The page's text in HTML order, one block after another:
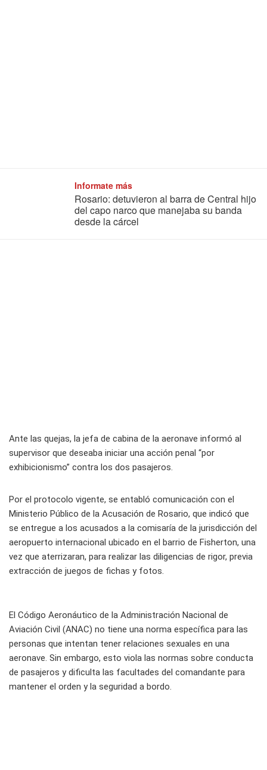
Informate más
Rosario: detuvieron al barra de Central hijo
del capo narco que manejaba su banda
desde la cárcel
Ante las quejas, la jefa de cabina de la aeronave informó al
supervisor que deseaba iniciar una acción penal “por
exhibicionismo” contra los dos pasajeros.
Por el protocolo vigente, se entabló comunicación con el
Ministerio Público de la Acusación de Rosario, que indicó que
se entregue a los acusados a la comisaría de la jurisdicción del
aeropuerto internacional ubicado en el barrio de Fisherton, una
vez que aterrizaran, para realizar las diligencias de rigor, previa
extracción de juegos de fichas y fotos.
El Código Aeronáutico de la Administración Nacional de
Aviación Civil (ANAC) no tiene una norma específica para las
personas que intentan tener relaciones sexuales en una
aeronave. Sin embargo, esto viola las normas sobre conducta
de pasajeros y dificulta las facultades del comandante para
mantener el orden y la seguridad a bordo.